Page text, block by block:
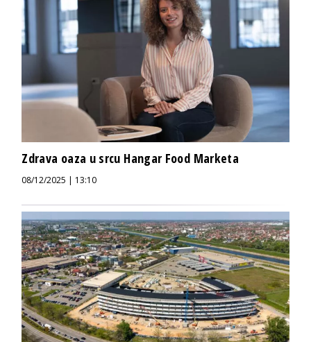
Zdrava oaza u srcu Hangar Food Marketa
08/12/2025 | 13:10